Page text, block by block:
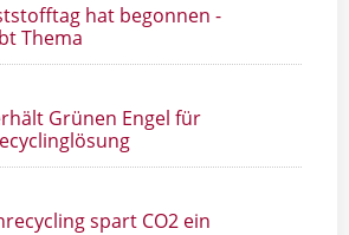
hat begonnen -
Thema
Grünen Engel für
spart CO2 ein